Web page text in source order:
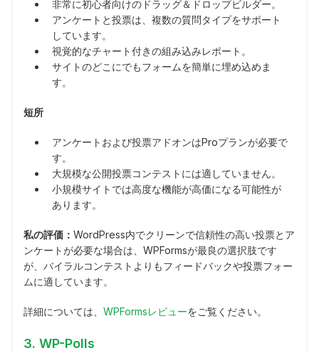
非常に初心者向けのドラッグ＆ドロップビルダー。
アンケートと投票は、複数の質問タイプをサポート
しています。
視覚的なチャート付きの組み込みレポート。
サイトのどこにでもフォームを簡単に埋め込めま
す。
短所
アンケートおよび投票アドオンはProプランが必要で
す。
大規模な公開投票コンテストには適していません。
小規模サイトでは高度な機能が高価になる可能性が
あります。
私の評価： WordPress内でクリーンで信頼性の高い投票とア
ンケートが必要な場合は、WPFormsが最良の選択肢です
が、バイラルコンテストよりもフィードバックや投票フォー
ムに適しています。
詳細については、 WPFormsレビューをご覧ください。
3. WP-Polls